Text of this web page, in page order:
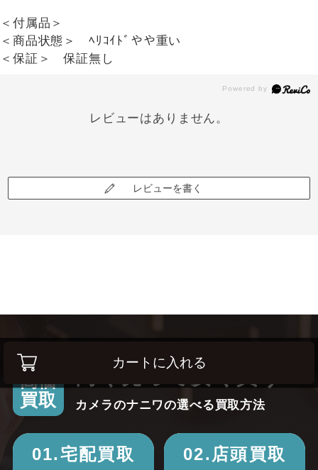
カートに入れる
＜付属品＞
＜商品状態＞ ﾍﾘｺｲﾄﾞやや重い
＜保証＞ 保証無し
レビューはありません。
レビューを書く
高価
買取
カメラのナニワの選べる買取方法
01.宅配買取 02.店頭買取